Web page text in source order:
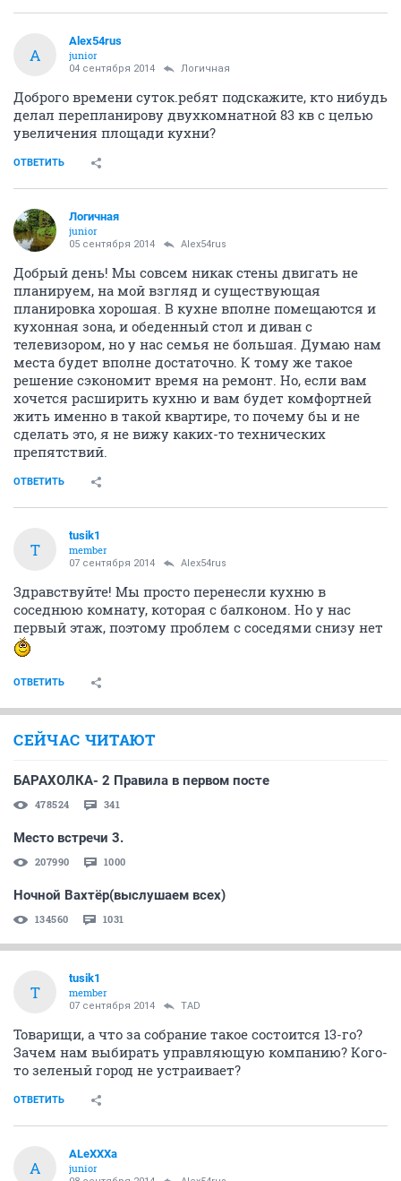
A
Alex54rus
junior
04 сентября 2014 Логичная
Доброго времени суток.ребят подскажите, кто нибудь
делал перепланирову двухкомнатной 83 кв с целью
увеличения площади кухни?
ОТВЕТИТЬ
Логичная
junior
05 сентября 2014 Alex54rus
Добрый день! Мы совсем никак стены двигать не
планируем, на мой взгляд и существующая
планировка хорошая. В кухне вполне помещаются и
кухонная зона, и обеденный стол и диван с
телевизором, но у нас семья не большая. Думаю нам
места будет вполне достаточно. К тому же такое
решение сэкономит время на ремонт. Но, если вам
хочется расширить кухню и вам будет комфортней
жить именно в такой квартире, то почему бы и не
сделать это, я не вижу каких-то технических
препятствий.
ОТВЕТИТЬ
T
tusik1
member
07 сентября 2014 Alex54rus
Здравствуйте! Мы просто перенесли кухню в
соседнюю комнату, которая с балконом. Но у нас
первый этаж, поэтому проблем с соседями снизу нет
ОТВЕТИТЬ
СЕЙЧАС ЧИТАЮТ
БАРАХОЛКА- 2 Правила в первом посте
478524 341
Место встречи 3.
207990 1000
Ночной Вахтёр(выслушаем всех)
134560 1031
T
tusik1
member
07 сентября 2014 TAD
Товарищи, а что за собрание такое состоится 13-го?
Зачем нам выбирать управляющую компанию? Кого-
то зеленый город не устраивает?
ОТВЕТИТЬ
A
ALeXXXa
junior